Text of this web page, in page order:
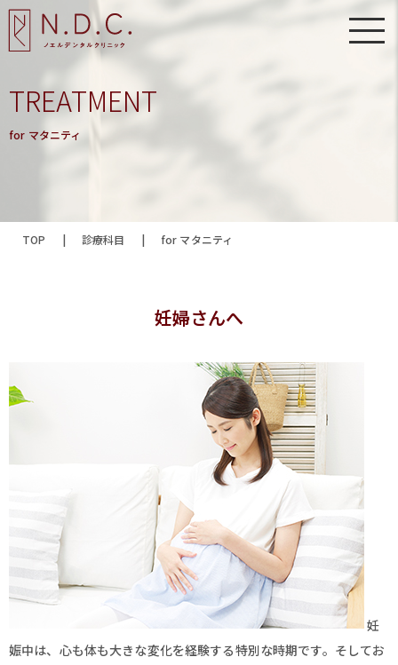
TREATMENT
for マタニティ
TOP | 診療科目 | for マタニティ
妊婦さんへ
妊
娠中は、心も体も大きな変化を経験する特別な時期です。そしてお